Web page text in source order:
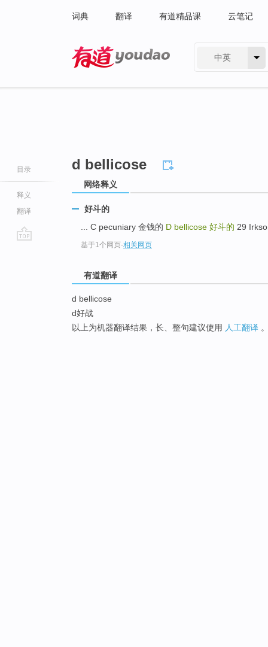
词典 翻译 有道精品课 云笔记
中英
目录
释义
翻译
d bellicose
网络释义
好斗的
... C pecuniary 金钱的 D bellicose 好斗的 29
基于1个网页-相关网页
有道翻译
d bellicose
d好战
以上为机器翻译结果，长、整句建议使用 人工翻译